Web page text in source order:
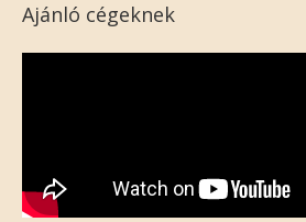
Ajánló cégeknek